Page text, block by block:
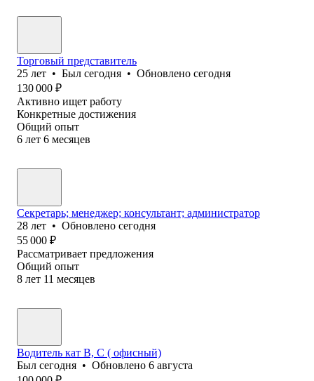
Торговый представитель
25 лет • Был сегодня • Обновлено сегодня
130 000 ₽
Активно ищет работу
Конкретные достижения
Общий опыт
6 лет 6 месяцев
Секретарь; менеджер; консультант; администратор
28 лет • Обновлено сегодня
55 000 ₽
Рассматривает предложения
Общий опыт
8 лет 11 месяцев
Водитель кат В, С ( офисный)
Был сегодня • Обновлено 6 августа